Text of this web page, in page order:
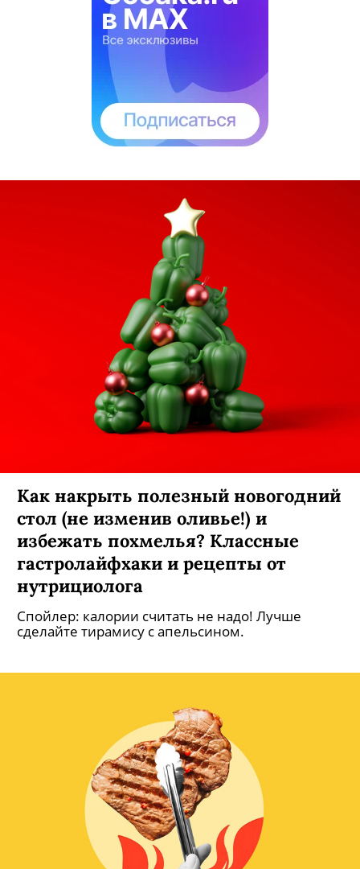
Как накрыть полезный новогодний
стол (не изменив оливье!) и
избежать похмелья? Классные
гастролайфхаки и рецепты от
нутрициолога
Спойлер: калории считать не надо! Лучше
сделайте тирамису с апельсином.